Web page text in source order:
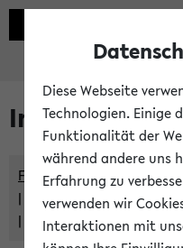
Im eKVV
Freie Räume und
Raumüberschneidungen
Hinweise der zentralen
Diese Webseite
Technologien. Einige
Funktionalität der
während andere uns
Erfahrung zu
verwenden wir
Interaktionen mit